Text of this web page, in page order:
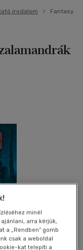
irodalom Fantasy
minél
arra kérjük,
a „Rendben” gomb
csak a weboldal
kat telepíti a